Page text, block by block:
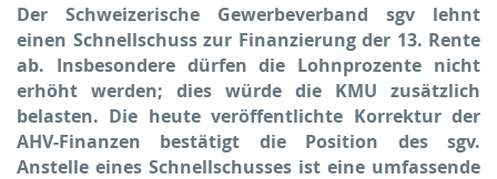
Der Schweizerische Gewerbeverband sgv lehnt
einen Schnellschuss zur Finanzierung der 13. Rente
ab. Insbe­son­dere dürfen die Lohnprozente nicht
erhöht werden; dies würde die KMU zusätzlich
belasten. Die heute ver­öf­fent­lichte Korrektur der
AHV-Finanzen bestätigt die Position des sgv.
Anstelle eines Schnellschusses ist eine umfas­sen­de